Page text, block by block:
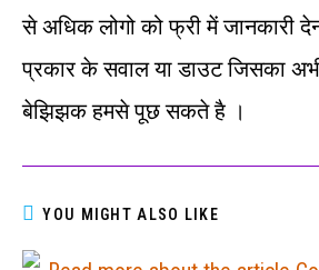
से अधिक लोगो को फ्री में जानकारी
प्रकार के सवाल या डाउट जिसका
बेझिझक हमसे पूछ सकते है ।
YOU MIGHT ALSO LIKE